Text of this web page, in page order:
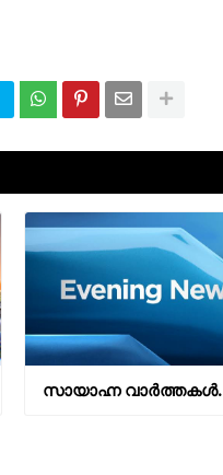
സായാഹ്ന വാര്‍ത്തകള്‍.